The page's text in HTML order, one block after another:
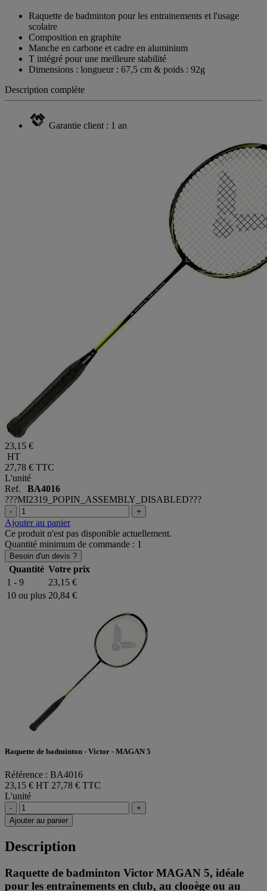
Raquette de badminton pour les entrainements et l'usage
scolaire
Composition en graphite
Manche en carbone et cadre en aluminium
T intégré pour une meilleure stabilité
Dimensions : longueur : 67,5 cm & poids : 92g
Description complète
Garantie client : 1 an
23,15 €
HT
27,78 € TTC
L'unité
Ref. BA4016
???MI2319_POPIN_ASSEMBLY_DISABLED???
- +
Ajouter au panier
Ce produit n'est pas disponible actuellement.
Quantité minimum de commande : 1
Besoin d'un devis ?
Quantité Votre prix
1 - 9
23,15 €
10 ou plus 20,84 €
Raquette de badminton - Victor - MAGAN 5
Référence : BA4016
23,15 € HT 27,78 € TTC
L'unité
-
+
Ajouter au panier
Description
Raquette de badminton Victor MAGAN 5, idéale
pour les entrainements en club, au clooège ou au